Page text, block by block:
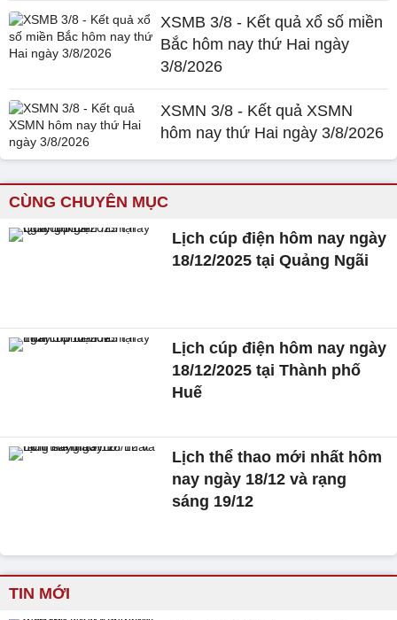
XSMB 3/8 - Kết quả xổ số miền
Bắc hôm nay thứ Hai ngày
3/8/2026
XSMN 3/8 - Kết quả XSMN
hôm nay thứ Hai ngày 3/8/2026
CÙNG CHUYÊN MỤC
Lịch cúp điện hôm nay ngày
18/12/2025 tại Quảng Ngãi
Lịch cúp điện hôm nay ngày
18/12/2025 tại Thành phố
Huế
Lịch thể thao mới nhất hôm
nay ngày 18/12 và rạng
sáng 19/12
TIN MỚI